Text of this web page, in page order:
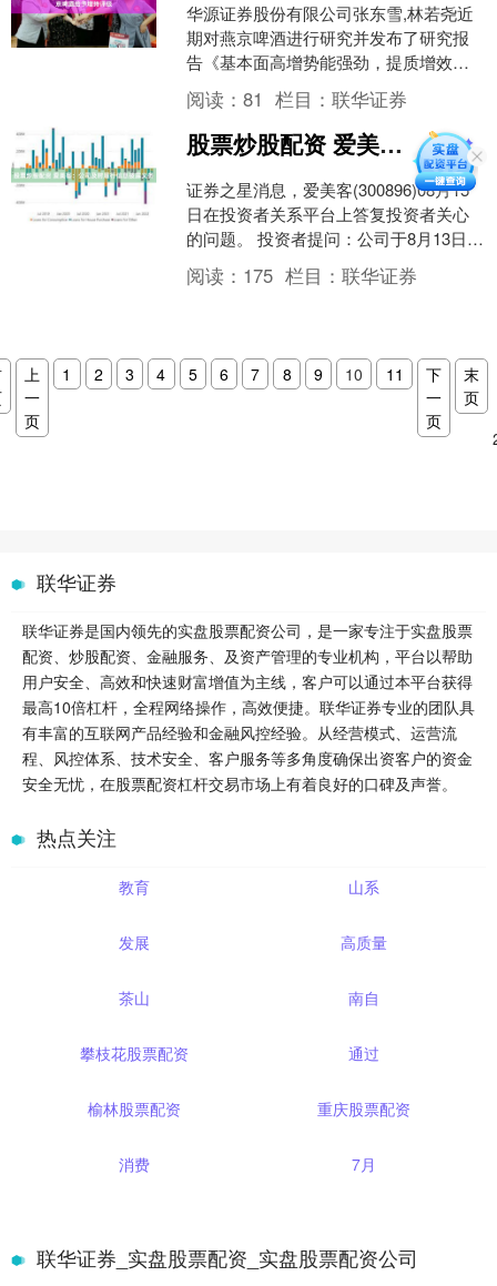
华源证券股份有限公司张东雪,林若尧近
期对燕京啤酒进行研究并发布了研究报
告《基本面高增势能强劲，提质增效迈
向新阶段》，首次覆盖燕京啤酒给予增
持评级。 燕京啤酒(0....
阅读：81 栏目：联华证券
股票炒股配资 爱美客：公司及时履行信息披露义务
证券之星消息，爱美客(300896)08月15
日在投资者关系平台上答复投资者关心
的问题。 投资者提问：公司于8月13日在
互动平台称“REGEN尚未收到仲裁受理
文....
阅读： 175 栏目：联华证券
上
一
页
1 2 3 4 5 6 7 8 9 10 11
下
一
页
末
页
联华证券
联华证券是国内领先的实盘股票配资公司，是一家专注于实盘股票
配资、炒股配资、金融服务、及资产管理的专业机构，平台以帮助
用户安全、高效和快速财富增值为主线，客户可以通过本平台获得
最高10倍杠杆，全程网络操作，高效便捷。联华证券专业的团队具
有丰富的互联网产品经验和金融风控经验。从经营模式、运营流
程、风控体系、技术安全、客户服务等多角度确保出资客户的资金
安全无忧，在股票配资杠杆交易市场上有着良好的口碑及声誉。
热点关注
教育 山系
发展 高质量
茶山 南自
攀枝花股票配资 通过
榆林股票配资 重庆股票配资
消费 7月
联华证券_实盘股票配资_实盘股票配资公司